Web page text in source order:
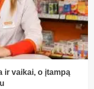
ir vaikai, o įtampą